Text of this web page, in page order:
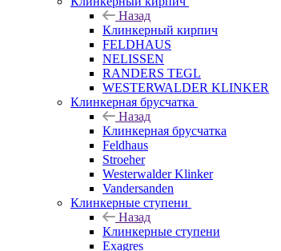
Назад
Клинкерный кирпич
FELDHAUS
NELISSEN
RANDERS TEGL
WESTERWALDER KLINKER
Клинкерная брусчатка
Назад
Клинкерная брусчатка
Feldhaus
Stroeher
Westerwalder Klinker
Vandersanden
Клинкерные ступени
Назад
Клинкерные ступени
Exagres